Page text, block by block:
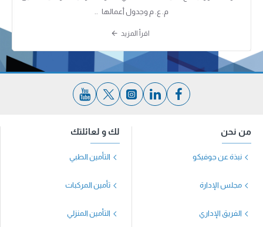
م. ع. م وجدول أعمالها ..
اقرأ المزيد
من نحن
نبذة عن جوفيكو
مجلس الإدارة
الفريق الإداري
لك و لعائلتك
التأمين الطبي
تأمين المركبات
التأمين المنزلي